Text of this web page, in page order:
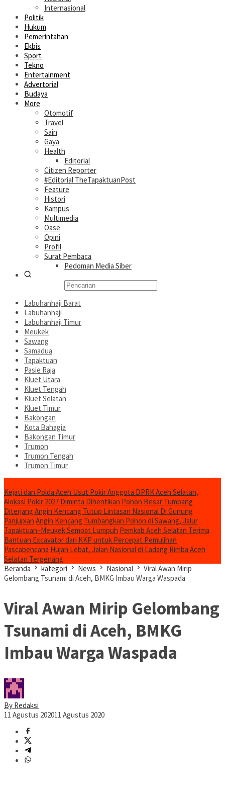
Internasional
Politik
Hukum
Pemerintahan
Ekbis
Sport
Tekno
Entertainment
Advertorial
Budaya
More
Otomotif
Travel
Sain
Gaya
Health
Editorial
Citizen Reporter
#Editorial TheTapaktuanPost
Feature
Histori
Kampus
Multimedia
Oase
Opini
Profil
Surat Pembaca
Pedoman Media Siber
Labuhanhaji Barat
Labuhanhaji
Labuhanhaji Timur
Meukek
Sawang
Samadua
Tapaktuan
Pasie Raja
Kluet Utara
Kluet Tengah
Kluet Selatan
Kluet Timur
Bakongan
Kota Bahagia
Bakongan Timur
Trumon
Trumon Tengah
Trumon Timur
Kejati dan Polda Aceh Usut Pokir Anggota DPRK Aceh Selatan,
Alokasi Pokir 2027 Diminta Dihentikan Pohon Besar Tumbang
Diterjang Angin Kencang Tutup Lintasan Nasional Di Gunung
Panjupian Angin Kencang Tumbangkan Pohon di Sawang, Jalur
Tapaktuan–Meukek Sempat Lumpuh Pemkab Aceh Selatan Terima
Bantuan Excavator dari KKP untuk Percepat Pemulihan
Pascabencana Hujan Lebat, Jalan Nasional di Ladang Rimba Aceh
Selatan Tergenang
Beranda
kategori News Nasional
Viral Awan Mirip
Gelombang Tsunami di Aceh, BMKG Imbau Warga Waspada
Viral Awan Mirip Gelombang
Tsunami di Aceh, BMKG
Imbau Warga Waspada
By Redaksi
11 Agustus 202011 Agustus 2020